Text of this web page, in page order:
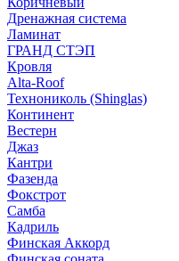
Дренажная система
Ламинат
ГРАНД СТЭП
Кровля
Alta-Roof
Технониколь (Shinglas)
Континент
Вестерн
Джаз
Кантри
Фазенда
Фокстрот
Самба
Кадриль
Финская Аккорд